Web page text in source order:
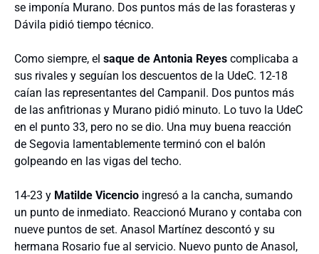
se imponía Murano. Dos puntos más de las forasteras y
Dávila pidió tiempo técnico.
Como siempre, el saque de Antonia Reyes complicaba a
sus rivales y seguían los descuentos de la UdeC. 12-18
caían las representantes del Campanil. Dos puntos más
de las anfitrionas y Murano pidió minuto. Lo tuvo la UdeC
en el punto 33, pero no se dio. Una muy buena reacción
de Segovia lamentablemente terminó con el balón
golpeando en las vigas del techo.
14-23 y Matilde Vicencio ingresó a la cancha, sumando
un punto de inmediato. Reaccionó Murano y contaba con
nueve puntos de set. Anasol Martínez descontó y su
hermana Rosario fue al servicio. Nuevo punto de Anasol,